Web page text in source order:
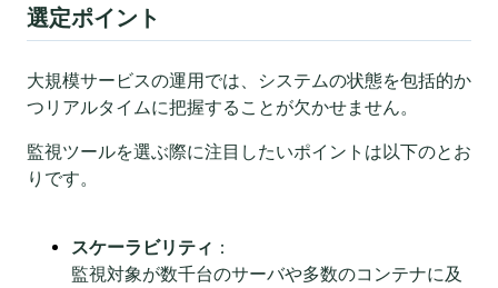
選定ポイント
大規模サービスの運用では、システムの状態を包括的か
つリアルタイムに把握することが欠かせません。
監視ツールを選ぶ際に注目したいポイントは以下のとお
りです。
スケーラビリティ ：
監視対象が数千台のサーバや多数のコンテナに及